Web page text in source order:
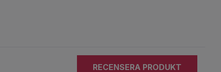
RECENSERA PRODUKT